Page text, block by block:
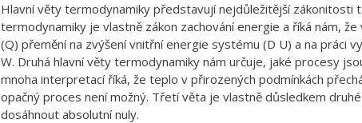
Hlavní věty termodynamiky představují nejdůležitější zákonitosti
termodynamiky je vlastně zákon zachování energie a říká nám,
(Q) přemění na zvýšení vnitřní energie systému (D U) a na práci
W. Druhá hlavní věty termodynamiky nám určuje, jaké procesy
mnoha interpretací říká, že teplo v přirozených podmínkách
opačný proces není možný. Třetí věta je vlastně důsledkem
dosáhnout absolutní nuly.